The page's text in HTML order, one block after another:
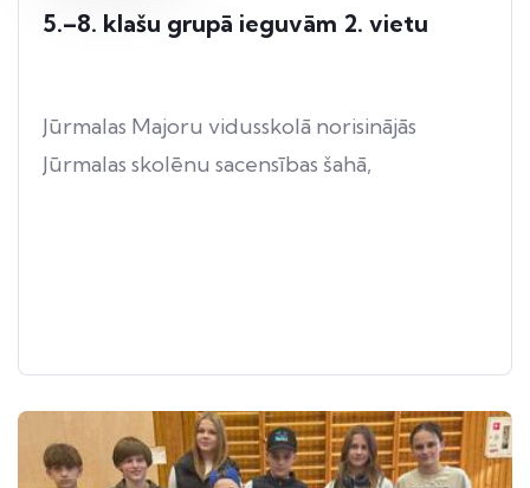
5.–8. klašu grupā ieguvām 2. vietu
Jūrmalas Majoru vidusskolā norisinājās
Jūrmalas skolēnu sacensības šahā,